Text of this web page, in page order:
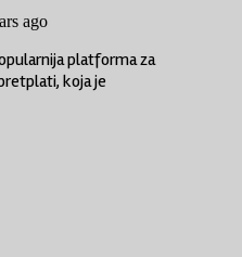
ago
platforma za
koja je